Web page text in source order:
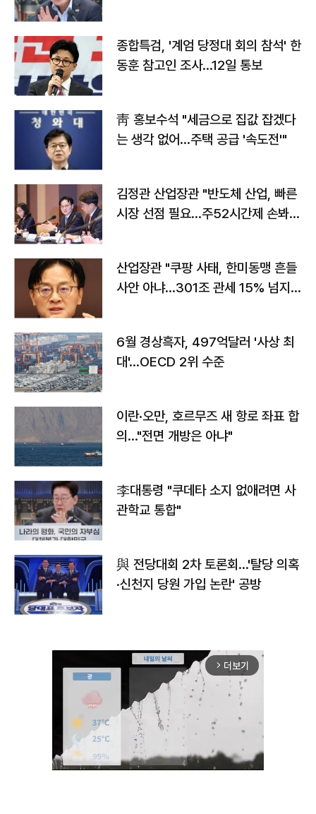
종합특검, '계엄 당정대 회의 참석' 한
동훈 참고인 조사...12일 통보
靑 홍보수석 "세금으로 집값 잡겠다
는 생각 없어…주택 공급 '속도전'"
김정관 산업장관 "반도체 산업, 빠른
시장 선점 필요…주52시간제 손봐
산업장관 "쿠팡 사태, 한미동맹 흔들
사안 아냐…301조 관세 15% 넘지
6월 경상흑자, 497억달러 '사상 최
대'…OECD 2위 수준
이란·오만, 호르무즈 새 항로 좌표 합
의…"전면 개방은 아냐"
李대통령 "쿠데타 소지 없애려면 사
관학교 통합"
與 전당대회 2차 토론회…'탈당 의혹
·신천지 당원 가입 논란' 공방
arrow_forward_ios 더보기